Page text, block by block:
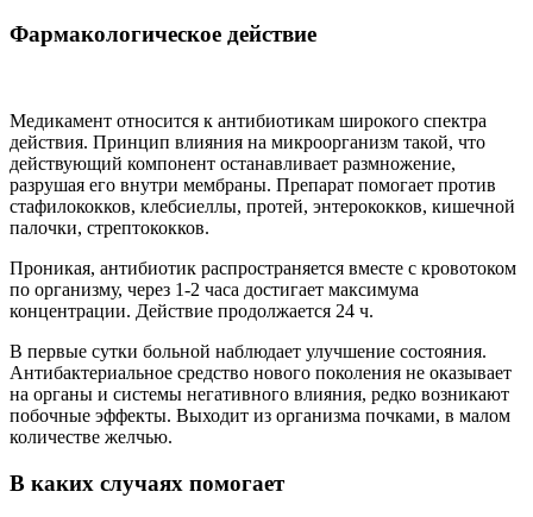
Фармакологическое действие
Медикамент относится к антибиотикам широкого спектра
действия. Принцип влияния на микроорганизм такой, что
действующий компонент останавливает размножение,
разрушая его внутри мембраны. Препарат помогает против
стафилококков, клебсиеллы, протей, энтерококков, кишечной
палочки, стрептококков.
Проникая, антибиотик распространяется вместе с кровотоком
по организму, через 1-2 часа достигает максимума
концентрации. Действие продолжается 24 ч.
В первые сутки больной наблюдает улучшение состояния.
Антибактериальное средство нового поколения не оказывает
на органы и системы негативного влияния, редко возникают
побочные эффекты. Выходит из организма почками, в малом
количестве желчью.
В каких случаях помогает